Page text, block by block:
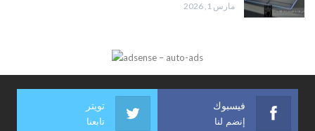
مارس 1, 2026
فيسبوك
إنضم لنا
تويتر
تابعنا